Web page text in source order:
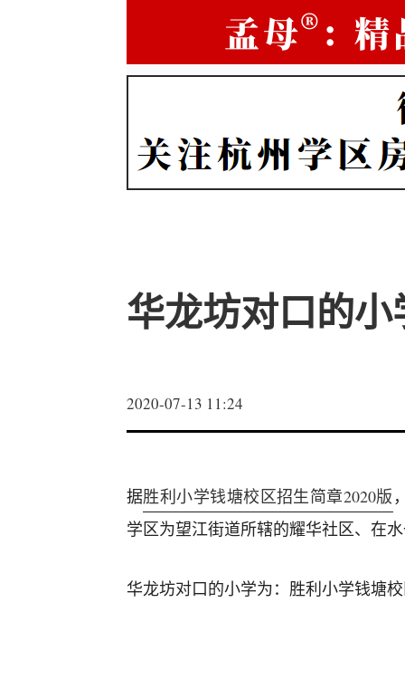
华龙坊对口的小
2020-07-13 11:24
据胜利小学钱塘校区招生简章2020版
学区为望江街道所辖的耀华社区、在
华龙坊对口的小学为：胜利小学钱塘